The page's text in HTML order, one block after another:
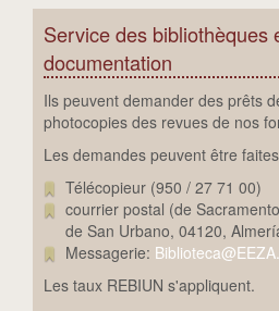
Service des bibliothèques
documentation
Ils peuvent demander des prêts
photocopies des revues de nos
Les demandes peuvent être
Télécopieur (950 / 27 71 00)
courrier postal (de
de San Urbano, 04120,
Messagerie:
Les taux REBIUN s'appliquent.